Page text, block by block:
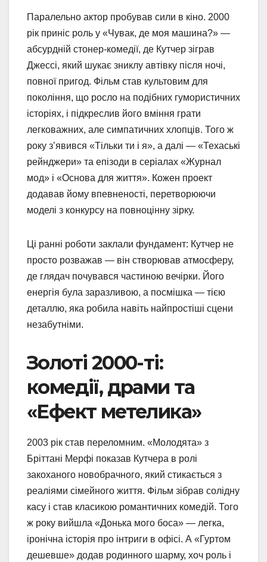
Паралельно актор пробував сили в кіно. 2000
рік приніс роль у «Чувак, де моя машина?» —
абсурдній стонер-комедії, де Кутчер зіграв
Джессі, який шукає зниклу автівку після ночі,
повної пригод. Фільм став культовим для
покоління, що росло на подібних гумористичних
історіях, і підкреслив його вміння грати
легковажних, але симпатичних хлопців. Того ж
року з’явився «Тільки ти і я», а далі — «Техаські
рейнджери» та епізоди в серіалах «Журнал
мод» і «Основа для життя». Кожен проект
додавав йому впевненості, перетворюючи
моделі з конкурсу на повноцінну зірку.
Ці ранні роботи заклали фундамент: Кутчер не
просто розважав — він створював атмосферу,
де глядач почувався частиною вечірки. Його
енергія була заразливою, а посмішка — тією
деталлю, яка робила навіть найпростіші сцени
незабутніми.
Золоті 2000-ті:
комедії, драми та
«Ефект метелика»
2003 рік став переломним. «Молодята» з
Бріттані Мерфі показав Кутчера в ролі
закоханого новобрачного, який стикається з
реаліями сімейного життя. Фільм зібрав солідну
касу і став класикою романтичних комедій. Того
ж року вийшла «Донька мого боса» — легка,
іронічна історія про інтриги в офісі. А «Гуртом
дешевше» додав родинного шарму, хоч роль і